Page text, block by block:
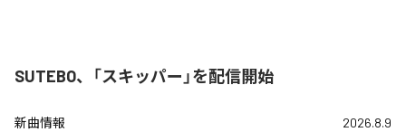
SUTEBO、「スキッパー」を配信開始
新曲情報 2026.8.9